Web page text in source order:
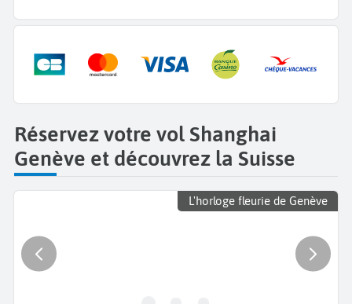
Réservez votre vol Shanghai
Genève et découvrez la Suisse
L'horloge fleurie de Genève